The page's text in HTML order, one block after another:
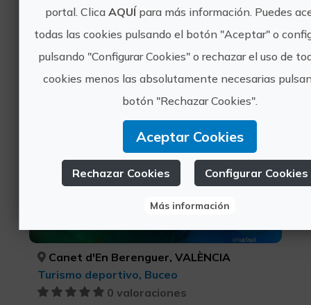
Canet d'En Berenguer, VALÈNCIA
Turismo deportivo, Buceo
0 valoraciones
Buceo en barcos hundidos en
Canet d'En Berenguer, VALÈNCIA
Turismo deportivo, Buceo
0 valoraciones
portal. ClicaAQUÍpara más información. Puedes
todas las cookies pulsando el botón "Aceptar" o
pulsando "Configurar Cookies" o rechazar el uso de
cookies menos las absolutamente necesarias
botón "Rechazar Cookies".
Aceptar Cookies
Rechazar Cookies Configurar Cookies
Más información